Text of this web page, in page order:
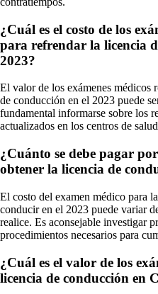
¿Cuál es el costo de los
para refrendar la licencia
2023?
El valor de los exámenes médicos
de conducción en el 2023 puede
fundamental informarse sobre los
actualizados en los centros de
¿Cuánto se debe pagar
obtener la licencia de
El costo del examen médico para
conducir en el 2023 puede variar
realice. Es aconsejable investigar
procedimientos necesarios para
¿Cuál es el valor de los
licencia de conducción en